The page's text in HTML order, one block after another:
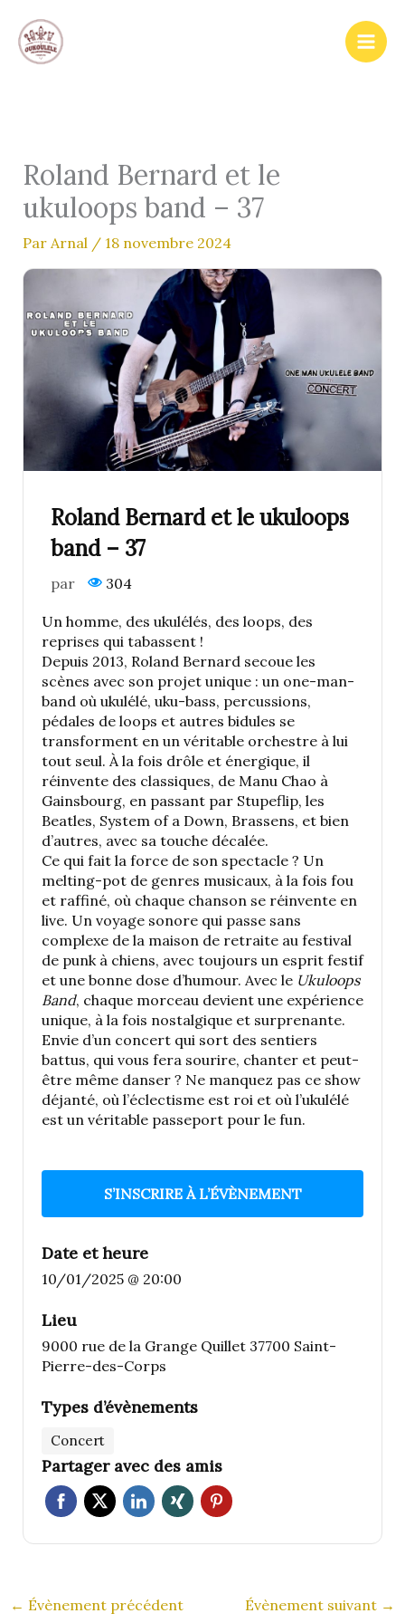
contenu
Roland Bernard et le
ukuloops band – 37
Par Arnal / 18 novembre 2024
Roland Bernard et le ukuloops
band – 37
par 304
Un homme, des ukulélés, des loops, des
reprises qui tabassent !
Depuis 2013, Roland Bernard secoue les
scènes avec son projet unique : un one-man-
band où ukulélé, uku-bass, percussions,
pédales de loops et autres bidules se
transforment en un véritable orchestre à lui
tout seul. À la fois drôle et énergique, il
réinvente des classiques, de Manu Chao à
Gainsbourg, en passant par Stupeflip, les
Beatles, System of a Down, Brassens, et bien
d’autres, avec sa touche décalée.
Ce qui fait la force de son spectacle ? Un
melting-pot de genres musicaux, à la fois fou
et raffiné, où chaque chanson se réinvente en
live. Un voyage sonore qui passe sans
complexe de la maison de retraite au festival
de punk à chiens, avec toujours un esprit festif
et une bonne dose d’humour. Avec le Ukuloops
Band, chaque morceau devient une expérience
unique, à la fois nostalgique et surprenante.
Envie d’un concert qui sort des sentiers
battus, qui vous fera sourire, chanter et peut-
être même danser ? Ne manquez pas ce show
déjanté, où l’éclectisme est roi et où l’ukulélé
est un véritable passeport pour le fun.
S’INSCRIRE À L’ÉVÈNEMENT
Date et heure
10/01/2025 @ 20:00
Lieu
9000 rue de la Grange Quillet 37700 Saint-
Pierre-des-Corps
Types d’évènements
Concert
Partager avec des amis
← Évènement précédent Évènement suivant →